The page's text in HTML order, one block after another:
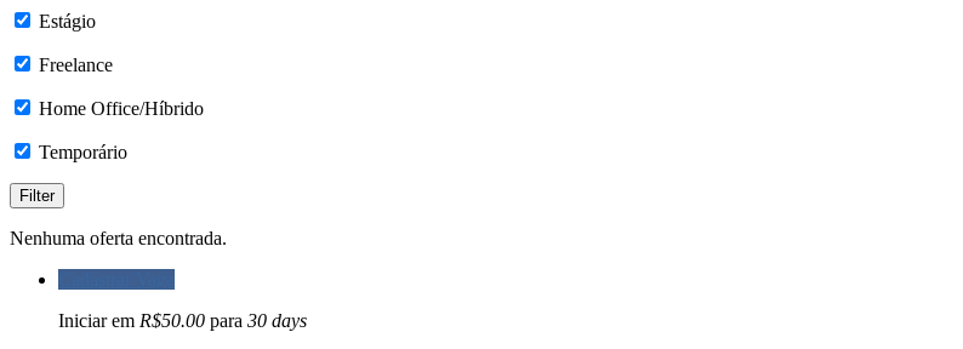
Estágio
Freelance
Home Office/Híbrido
Temporário
Nenhuma oferta encontrada.
Iniciar em R$50.00 para 30 days